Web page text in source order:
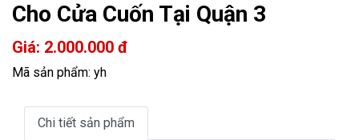
Cho Cửa Cuốn Tại Quận 3
Giá: 2.000.000 đ
Mã sản phẩm: yh
Chi tiết sản phẩm